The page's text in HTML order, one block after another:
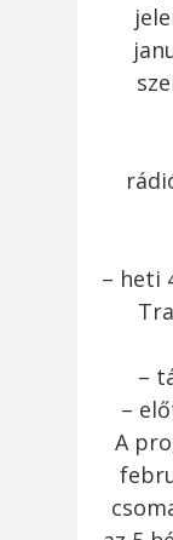
– heti
–
–
A